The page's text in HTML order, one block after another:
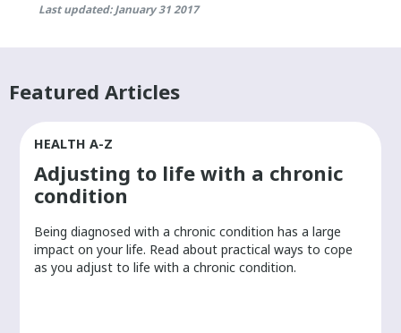
Last updated: January 31 2017
Featured Articles
HEALTH A-Z
Adjusting to life with a chronic
condition
Being diagnosed with a chronic condition has a large
impact on your life. Read about practical ways to cope
as you adjust to life with a chronic condition.